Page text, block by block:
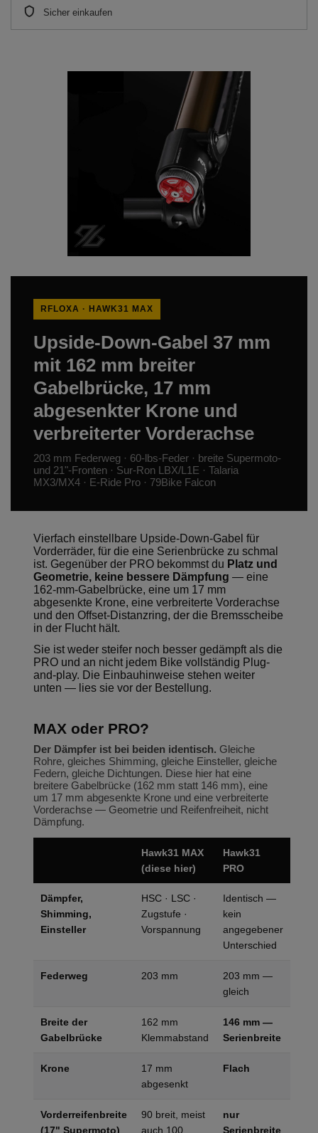
Sicher einkaufen
RFLOXA · HAWK31 MAX
Upside-Down-Gabel 37 mm
mit 162 mm breiter
Gabelbrücke, 17 mm
abgesenkter Krone und
verbreiterter Vorderachse
203 mm Federweg · 60-lbs-Feder · breite Supermoto-
und 21"-Fronten · Sur-Ron LBX/L1E · Talaria
MX3/MX4 · E-Ride Pro · 79Bike Falcon
Vierfach einstellbare Upside-Down-Gabel für
Vorderräder, für die eine Serienbrücke zu schmal
ist. Gegenüber der PRO bekommst du Platz und
Geometrie, keine bessere Dämpfung — eine
162-mm-Gabelbrücke, eine um 17 mm
abgesenkte Krone, eine verbreiterte Vorderachse
und den Offset-Distanzring, der die Bremsscheibe
in der Flucht hält.
Sie ist weder steifer noch besser gedämpft als die
PRO und an nicht jedem Bike vollständig Plug-
and-play. Die Einbauhinweise stehen weiter
unten — lies sie vor der Bestellung.
MAX oder PRO?
Der Dämpfer ist bei beiden identisch. Gleiche
Rohre, gleiches Shimming, gleiche Einsteller, gleiche
Federn, gleiche Dichtungen. Diese hier hat eine
breitere Gabelbrücke (162 mm statt 146 mm), eine
um 17 mm abgesenkte Krone und eine verbreiterte
Vorderachse — Geometrie und Reifenfreiheit, nicht
Dämpfung.
Hawk31 MAX
(diese hier)
Hawk31
PRO
Dämpfer,
Shimming,
Einsteller
HSC · LSC ·
Zugstufe ·
Vorspannung
Identisch —
kein
angegebener
Unterschied
Federweg 203 mm
203 mm —
gleich
Breite der
Gabelbrücke
162 mm
Klemmabstand
146 mm —
Serienbreite
Krone
17 mm
abgesenkt
Flach
Vorderreifenbreite
(17" Supermoto)
90 breit, meist
auch 100
nur
Serienbreite